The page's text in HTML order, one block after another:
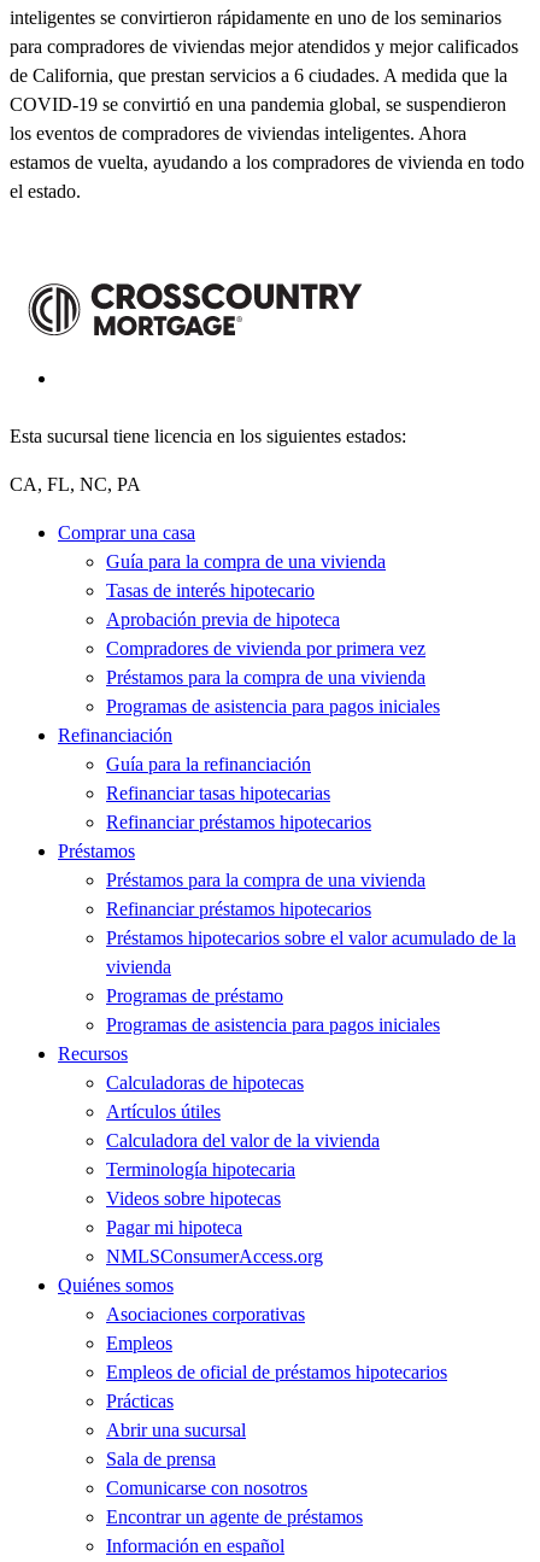
inteligentes se convirtieron rápidamente en uno de los seminarios
para compradores de viviendas mejor atendidos y mejor calificados
de California, que prestan servicios a 6 ciudades. A medida que la
COVID-19 se convirtió en una pandemia global, se suspendieron
los eventos de compradores de viviendas inteligentes. Ahora
estamos de vuelta, ayudando a los compradores de vivienda en todo
el estado.
Esta sucursal tiene licencia en los siguientes estados:
CA, FL, NC, PA
Comprar una casa
Guía para la compra de una vivienda
Tasas de interés hipotecario
Aprobación previa de hipoteca
Compradores de vivienda por primera vez
Préstamos para la compra de una vivienda
Programas de asistencia para pagos iniciales
Refinanciación
Guía para la refinanciación
Refinanciar tasas hipotecarias
Refinanciar préstamos hipotecarios
Préstamos
Préstamos para la compra de una vivienda
Refinanciar préstamos hipotecarios
Préstamos hipotecarios sobre el valor acumulado de la
vivienda
Programas de préstamo
Programas de asistencia para pagos iniciales
Recursos
Calculadoras de hipotecas
Artículos útiles
Calculadora del valor de la vivienda
Terminología hipotecaria
Videos sobre hipotecas
Pagar mi hipoteca
NMLSConsumerAccess.org
Quiénes somos
Asociaciones corporativas
Empleos
Empleos de oficial de préstamos hipotecarios
Prácticas
Abrir una sucursal
Sala de prensa
Comunicarse con nosotros
Encontrar un agente de préstamos
Información en español